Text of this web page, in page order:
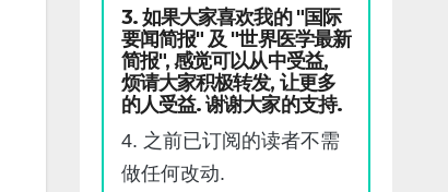
3. 如果大家喜欢我的 "国际
要闻简报" 及 "世界医学最新
简报", 感觉可以从中受益,
烦请大家积极转发, 让更多
的人受益. 谢谢大家的支持.
4. 之前已订阅的读者不需
做任何改动.